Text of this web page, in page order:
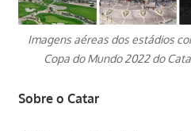
Imagens aéreas dos estádios
Copa do Mundo 2022 do
Sobre o Catar